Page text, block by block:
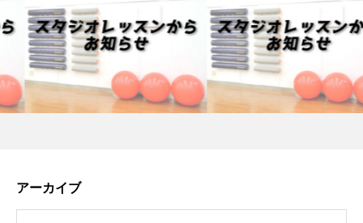
アーカイブ